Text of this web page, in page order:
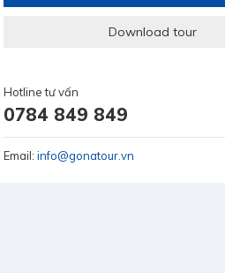
Download tour
Hotline tư vấn
0784 849 849
Email:info@gonatour.vn